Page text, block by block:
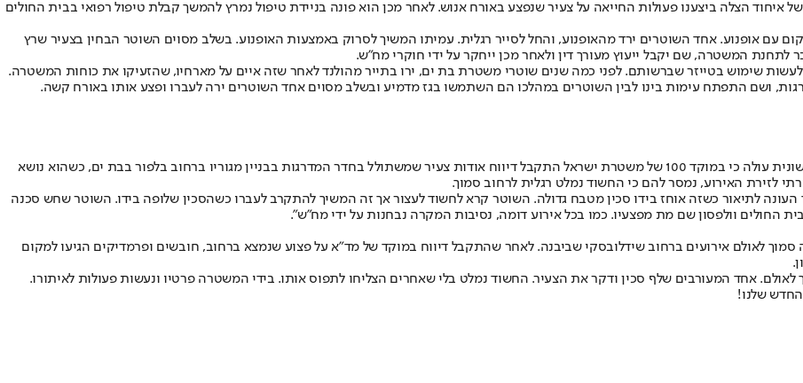
איחוד הצלה ביצענו פעולות החייאה על צעיר שנפצע באורח אנוש. לאחר מכן הוא פונה בניידת טיפול נמרץ להמשך קבלת טיפול רפואי בבית החולים
עם אופנוע. אחד השוטרים ירד מהאופנוע, והחל לסייר רגלית. עמיתו המשיך לסרוק באמצעות האופנוע. בשלב מסוים השוטר הבחין בצעיר שרץ
המשטרה, שם יקבל ייעוץ מעורך דין ולאחר מכן ייחקר על ידי חוקרי מח"ש.
שימוש בטייזר שברשותם. לפני כמה שנים שוטרי משטרת בת ים, ירו בתייר מהולנד לאחר שזה איים על מארחיו, שהזעיקו את כוחות המשטרה.
ושם התפתח עימות בינו לבין השוטרים במהלכו הם השתמשו בגז מדמיע ובשלב מסוים אחד השוטרים ירה לעברו ופצע אותו באורח קשה.
מהמשטרה נמסר: "בהמשך לדיווח אודות אירוע הירי בבת ים, מבדיקה ראשונית עולה כי במוקד 100 של משטרת ישראל התקבל דיווח אודות צעיר שמשתולל בחדר המדרגות בבניין מגוריו ברחוב בלפור בבת ים, כשהוא נושא
לזירת האירוע, נמסר להם כי החשוד נמלט רגלית לרחוב סמוך.
לתיאור כשזה אוחז בידו סכין מטבח גדולה. השוטר קרא לחשוד לעצור אך זה המשיך להתקרב לעברו כשהסכין שלופה בידו. השוטר שחש סכנה
החולים וולפסון שם מת מפצעיו. כמו בכל אירוע דומה, נסיבות המקרה נבחנות על ידי מח"ש".
לאולם אירועים ברחוב שידלובסקי שביבנה. לאחר שהתקבל דיווח במוקד של מד"א על פצוע שנמצא ברחוב, חובשים ופרמדיקים הגיעו למקום
אחד המעורבים שלף סכין ודקר את הצעיר. החשוד נמלט בלי שאחרים הצליחו לתפוס אותו. בידי המשטרה פרטיו ונעשות פעולות לאיתורו.
החדש שלנו!